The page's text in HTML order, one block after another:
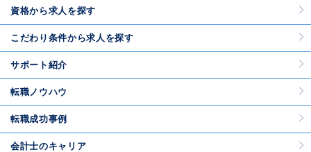
資格から求人を探す
こだわり条件から求人を探す
サポート紹介
転職ノウハウ
転職成功事例
会計士のキャリア